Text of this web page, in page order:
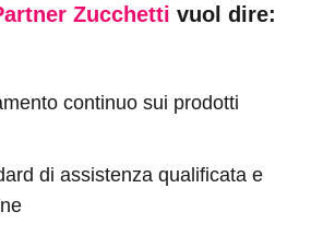
Zucchetti vuol dire:
continuo sui prodotti
di assistenza qualificata e